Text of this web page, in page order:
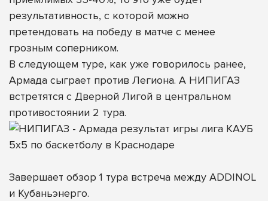
результативность, с которой можно
претендовать на победу в матче с менее
грозным соперником.
В следующем туре, как уже говорилось ранее,
Армада сыграет против Легиона. А НИПИГАЗ
встретятся с Дверной Лигой в центральном
противостоянии 2 тура.
Завершает обзор 1 тура встреча между ADDINOL
и Кубаньэнерго.